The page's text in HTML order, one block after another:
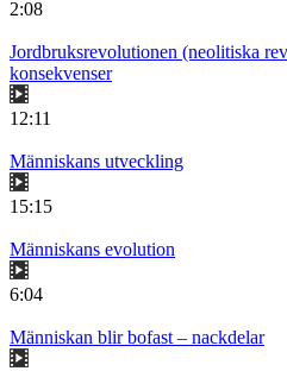
2:08
Jordbruksrevolutionen (neolitiska
konsekvenser
12:11
Människans utveckling
15:15
Människans evolution
6:04
Människan blir bofast – nackdelar